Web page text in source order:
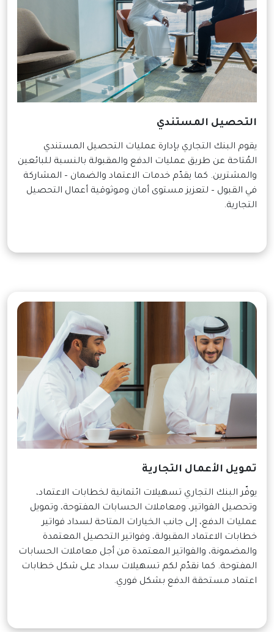
التحصيل المستندي
يقوم البنك التجاري بإدارة عمليات التحصيل المستندي
المُتاحة عن طريق عمليات الدفع والمقبولة بالنسبة للبائعين
والمشترين. كما يقدّم خدمات الاعتماد والضمان – المشاركة
في القبول – لتعزيز مستوى أمان وموثوقية أعمال التحصيل
التجارية.
تمويل الأعمال التجارية
يوفّر البنك التجاري تسهيلات ائتمانية لخطابات الاعتماد،
وتحصيل الفواتير، ومعاملات الحسابات المفتوحة، وتمويل
عمليات الدفع، إلى جانب الخيارات المتاحة لسداد فواتير
خطابات الاعتماد المقبولة، وفواتير التحصيل المعتمدة
والمضمونة، والفواتير المعتمدة من أجل معاملات الحسابات
المفتوحة. كما نقدّم لكم تسهيلات سداد على شكل خطابات
اعتماد مستحقة الدفع بشكل فوري.